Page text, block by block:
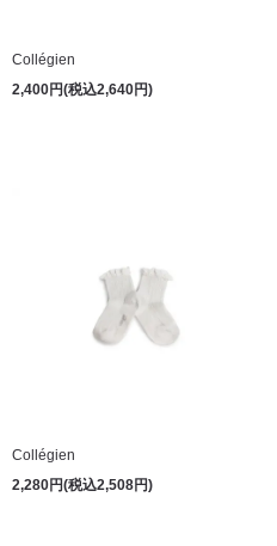
Collégien
2,400円(税込2,640円)
Collégien
2,280円(税込2,508円)